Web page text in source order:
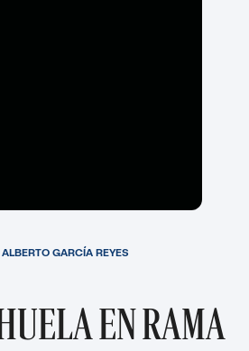
EN RAMA
ALBERTO GARCÍA REYES